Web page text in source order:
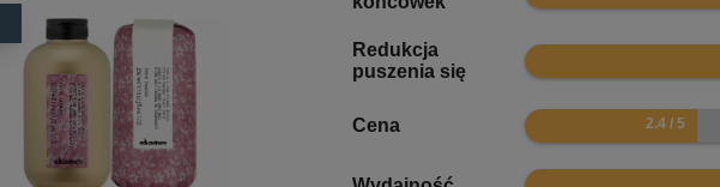
Redukcja
puszenia się
8.5
Cena 4.8
8.4